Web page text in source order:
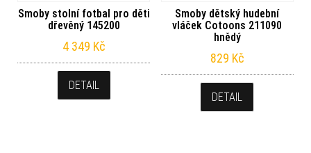
Smoby stolní fotbal pro děti
dřevěný 145200
4 349 Kč
DETAIL
Smoby dětský hudební
vláček Cotoons 211090
hnědý
829 Kč
DETAIL